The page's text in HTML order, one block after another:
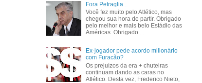
Fora Petraglia...
Você fez muito pelo Atlético, mas
chegou sua hora de partir. Obrigado
pelo melhor e mais belo Estádio das
Américas. Obrigado ...
Ex-jogador pede acordo milionário
com Furacão?
Os prejuízos da era + chuteiras
continuam dando as caras no
Atlético. Desta vez, Frederico Nieto,